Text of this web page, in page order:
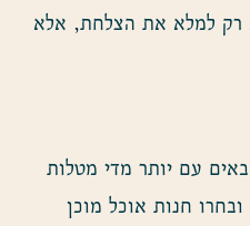
רק למלא את הצלחת, אלא
עם יותר מדי מטלות
חנות אוכל מוכן